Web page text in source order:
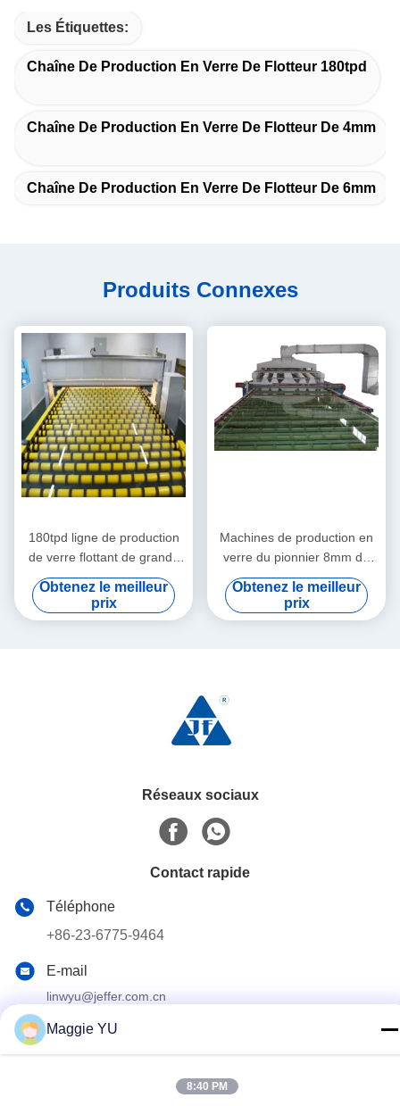
Les Étiquettes:
Chaîne De Production En Verre De Flotteur 180tpd
Chaîne De Production En Verre De Flotteur De 4mm
Chaîne De Production En Verre De Flotteur De 6mm
Produits Connexes
180tpd ligne de production
de verre flottant de grande
capacité
Obtenez le meilleur
prix
Machines de production en
verre du pionnier 8mm de
construction
Obtenez le meilleur
prix
Réseaux sociaux
Contact rapide
Téléphone
+86-23-6775-9464
E-mail
linwyu@jeffer.com.cn
Adresse
4FL, B3 Saturn Builing, route d'étoile de no. 98, nouvelle
Maggie YU
8:40 PM